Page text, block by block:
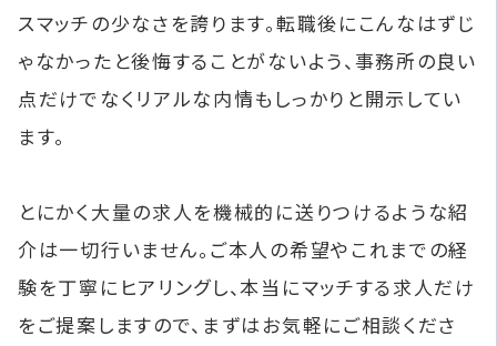
スマッチの少なさを誇ります。転職後にこんなはずじ
ゃなかったと後悔することがないよう、事務所の良い
点だけでなくリアルな内情もしっかりと開示してい
ます。
とにかく大量の求人を機械的に送りつけるような紹
介は一切行いません。ご本人の希望やこれまでの経
験を丁寧にヒアリングし、本当にマッチする求人だけ
をご提案しますので、まずはお気軽にご相談くださ